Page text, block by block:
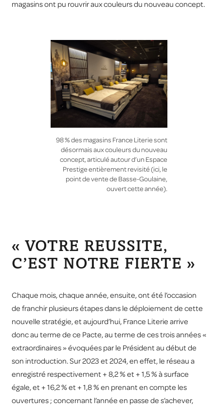
magasins ont pu rouvrir aux couleurs du nouveau concept.
98 % des magasins France Literie sont
désormais aux couleurs du nouveau
concept, articulé autour d’un Espace
Prestige entièrement revisité (ici, le
point de vente de Basse-Goulaine,
ouvert cette année).
« VOTRE REUSSITE,
C’EST NOTRE FIERTE »
Chaque mois, chaque année, ensuite, ont été l’occasion
de franchir plusieurs étapes dans le déploiement de cette
nouvelle stratégie, et aujourd’hui, France Literie arrive
donc au terme de ce Pacte, au terme de ces trois années «
extraordinaires » évoquées par le Président au début de
son introduction. Sur 2023 et 2024, en effet, le réseau a
enregistré respectivement + 8,2 % et + 1,5 % à surface
égale, et + 16,2 % et + 1,8 % en prenant en compte les
ouvertures ; concernant l’année en passe de s’achever,